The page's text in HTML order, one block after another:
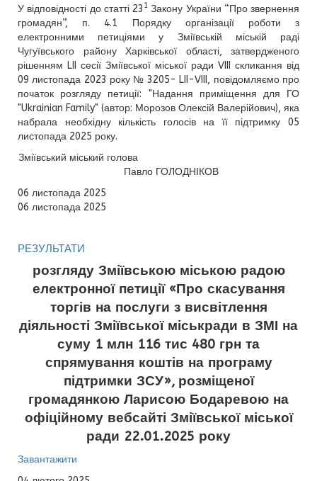
У відповідності до статті 23 1 Закону України “Про звернення
громадян”, п. 4.1 Порядку організації роботи з
електронними петиціями у Зміївській міській раді
Чугуївського району Харківської області, затвердженого
рішенням LII сесії Зміївської міської ради VIII скликання від
09 листопада 2023 року № 3205- LII-VIII, повідомляємо про
початок розгляду петиції: "Надання приміщення для ГО
"Ukrainian Family" (автор: Морозов Олексій Валерійович), яка
набрала необхідну кількість голосів на її підтримку 05
листопада 2025 року.
Зміївський міський голова
Павло ГОЛОДНІКОВ
06 листопада 2025
06 листопада 2025
РЕЗУЛЬТАТИ
розгляду Зміївською міською радою
електронної петиції «Про скасування
торгів на послуги з висвітлення
діяльності Зміївської міськради в ЗМІ на
суму 1 млн 116 тис 480 грн та
спрямування коштів на програму
підтримки ЗСУ», розміщеної
громадянкою Ларисою Бодаревою на
офіційному вебсайті Зміївської міської
ради 22.01.2025 року
Завантажити